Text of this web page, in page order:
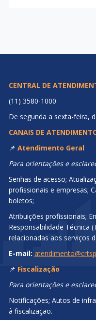
CENTRAL DE
(11) 3580-1000
De segunda a sexta-feira,
CANAIS DE
📌 Atendimento Geral
Para orientações e
Senhas de acesso;
profissionais e empresas;
boletos;
Atribuições profissionais;
Responsabilidade Técnica
relacionadas aos serviços
E-mail:
📌 Fiscalização
Para orientações e
Notificações; Autos de
à fiscalização.